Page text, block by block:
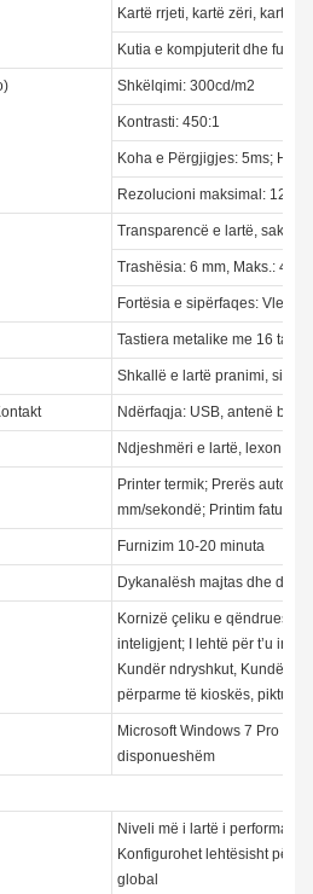
Kartë rrjeti, kartë zëri, kartë
Kutia e kompjuterit dhe
Shkëlqimi: 300cd/m2
Kontrasti: 450:1
Koha e Përgjigjes: 5ms;
Rezolucioni maksimal:
Transparencë e lartë,
Trashësia: 6 mm, Maks.:
Fortësia e sipërfaqes:
Tastiera metalike me 16
Shkallë e lartë pranimi,
Ndërfaqja: USB, antenë
Ndjeshmëri e lartë, lexon të
Printer termik; Prerës
mm/sekondë; Printim fature;
Furnizim 10-20 minuta
Dykanalësh majtas dhe
Kornizë çeliku e
inteligjent; I lehtë për t’u
Kundër ndryshkut, Kundër
përparme të kioskës,
Microsoft Windows 7 Pro
disponueshëm
Niveli më i lartë i
Konfigurohet lehtësisht për
global